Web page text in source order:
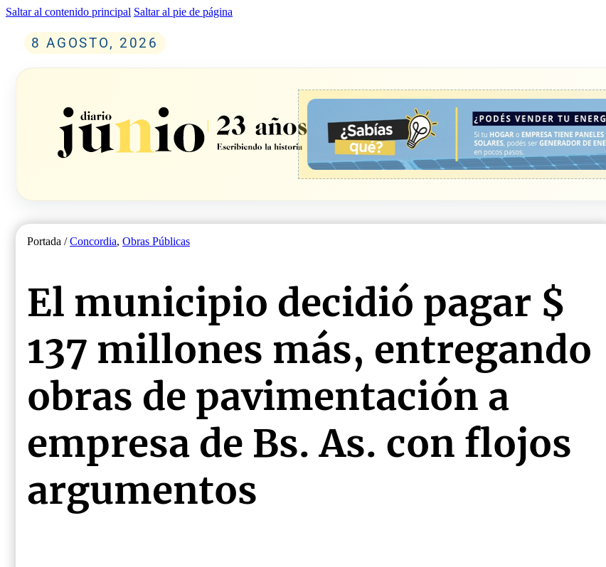
Saltar al contenido principal Saltar al pie de página
8 AGOSTO, 2026
Portada /Concordia, Obras Públicas
El municipio decidió pagar $
137 millones más, entregando
obras de pavimentación a
empresa de Bs. As. con flojos
argumentos